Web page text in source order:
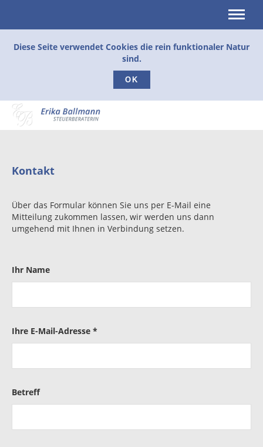
Diese Seite verwendet Cookies die rein funktionaler Natur
sind.
OK
Kontakt
Über das Formular können Sie uns per E-Mail eine
Mitteilung zukommen lassen, wir werden uns dann
umgehend mit Ihnen in Verbindung setzen.
Ihr Name
Ihre E-Mail-Adresse *
Betreff